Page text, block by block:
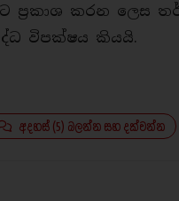
ප්‍රකාශ කරන ලෙස
විපක්ෂය කියයි.
අදහස් (5) බලන්න සහ දක්වන්න